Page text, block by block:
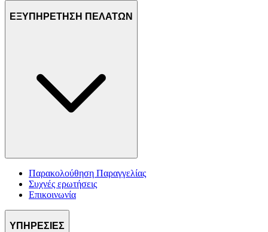
ΕΞΥΠΗΡΕΤΗΣΗ ΠΕΛΑΤΩΝ
Παρακολούθηση Παραγγελίας
Συχνές ερωτήσεις
Επικοινωνία
ΥΠΗΡΕΣΙΕΣ